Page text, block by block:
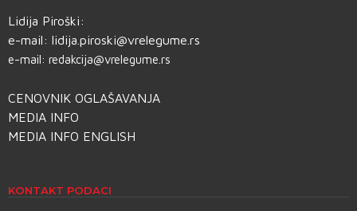
Lidija Piroški:
e-mail: lidija.piroski@vrelegume.rs
e-mail: redakcija@vrelegume.rs
CENOVNIK OGLAŠAVANJA
MEDIA INFO
MEDIA INFO ENGLISH
KONTAKT PODACI